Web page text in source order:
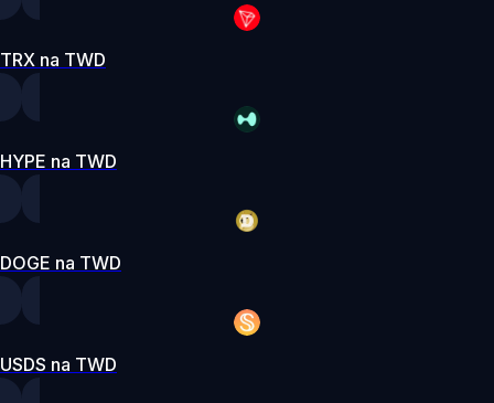
TRX na TWD
HYPE na TWD
DOGE na TWD
USDS na TWD